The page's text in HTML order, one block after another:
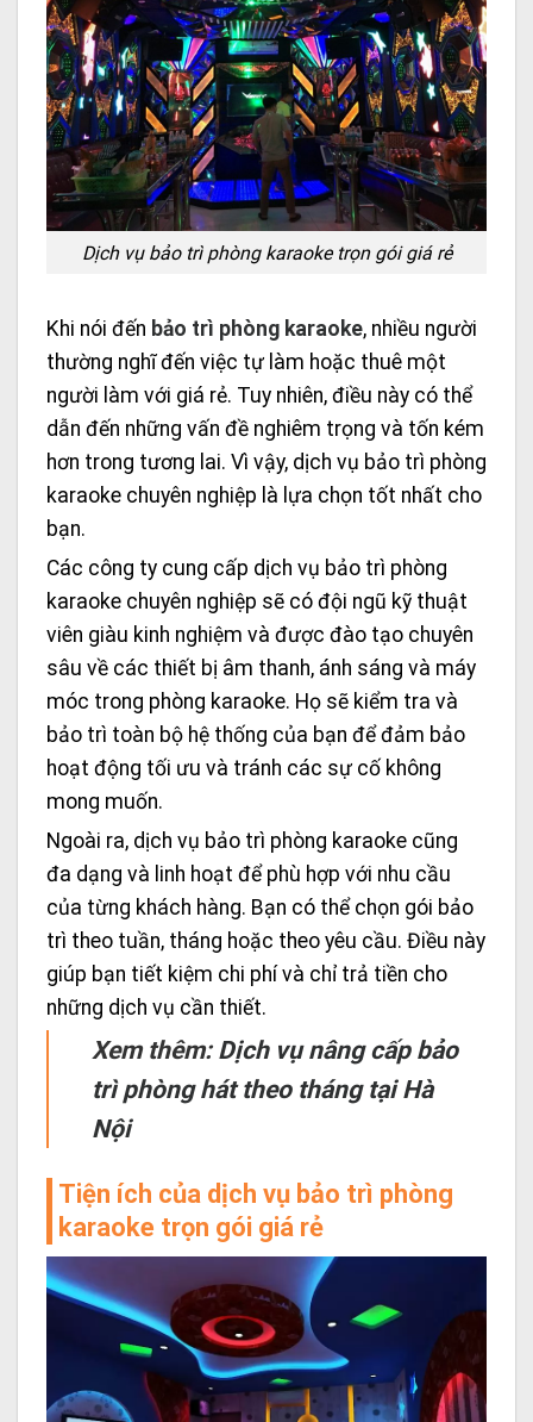
Dịch vụ bảo trì phòng karaoke trọn gói giá rẻ
Khi nói đến bảo trì phòng karaoke, nhiều người
thường nghĩ đến việc tự làm hoặc thuê một
người làm với giá rẻ. Tuy nhiên, điều này có thể
dẫn đến những vấn đề nghiêm trọng và tốn kém
hơn trong tương lai. Vì vậy, dịch vụ bảo trì phòng
karaoke chuyên nghiệp là lựa chọn tốt nhất cho
bạn.
Các công ty cung cấp dịch vụ bảo trì phòng
karaoke chuyên nghiệp sẽ có đội ngũ kỹ thuật
viên giàu kinh nghiệm và được đào tạo chuyên
sâu về các thiết bị âm thanh, ánh sáng và máy
móc trong phòng karaoke. Họ sẽ kiểm tra và
bảo trì toàn bộ hệ thống của bạn để đảm bảo
hoạt động tối ưu và tránh các sự cố không
mong muốn.
Ngoài ra, dịch vụ bảo trì phòng karaoke cũng
đa dạng và linh hoạt để phù hợp với nhu cầu
của từng khách hàng. Bạn có thể chọn gói bảo
trì theo tuần, tháng hoặc theo yêu cầu. Điều này
giúp bạn tiết kiệm chi phí và chỉ trả tiền cho
những dịch vụ cần thiết.
Xem thêm: Dịch vụ nâng cấp bảo
trì phòng hát theo tháng tại Hà
Nội
Tiện ích của dịch vụ bảo trì phòng
karaoke trọn gói giá rẻ